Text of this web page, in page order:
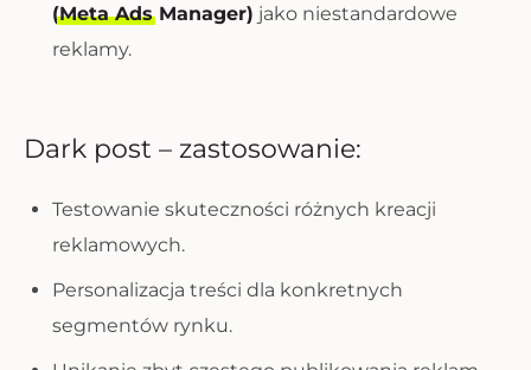
(Meta AdsManager) jako niestandardowe
reklamy.
Dark post – zastosowanie:
Testowanie skuteczności różnych kreacji
reklamowych.
Personalizacja treści dla konkretnych
segmentów rynku.